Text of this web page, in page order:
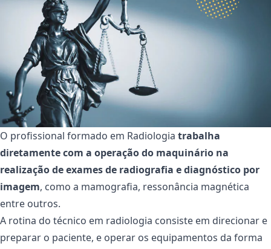
O profissional formado em Radiologia trabalha
diretamente com a operação do maquinário na
realização de exames de radiografia e diagnóstico por
imagem, como a mamografia, ressonância magnética
entre outros.
A rotina do técnico em radiologia consiste em direcionar e
preparar o paciente, e operar os equipamentos da forma